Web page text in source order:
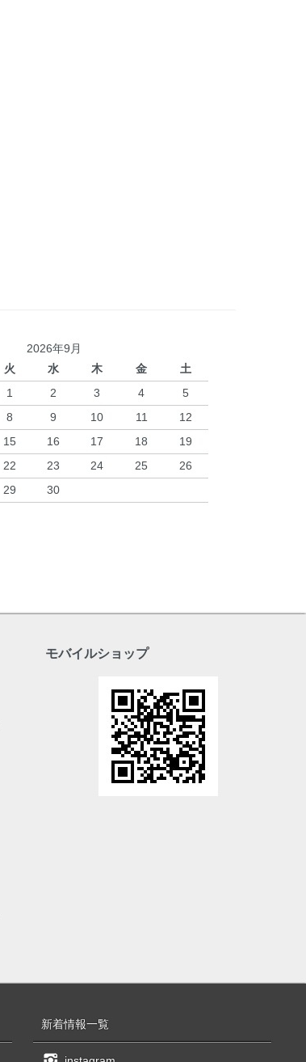
2026年9月
火 水 木 金
土
1
2 3 4
5
8 9 10 11
12
15 16 17 18
19
22 23 24 25
26
29 30
モバイルショップ
新着情報一覧